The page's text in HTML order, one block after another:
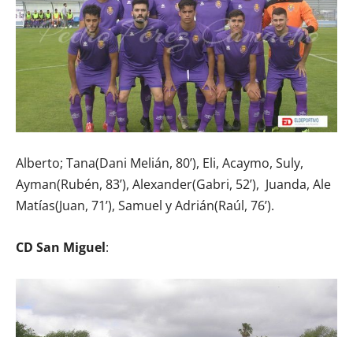
Alberto; Tana(Dani Melián, 80’), Eli, Acaymo, Suly,
Ayman(Rubén, 83’), Alexander(Gabri, 52’), Juanda, Ale
Matías(Juan, 71’), Samuel y Adrián(Raúl, 76’).
CD San Miguel: